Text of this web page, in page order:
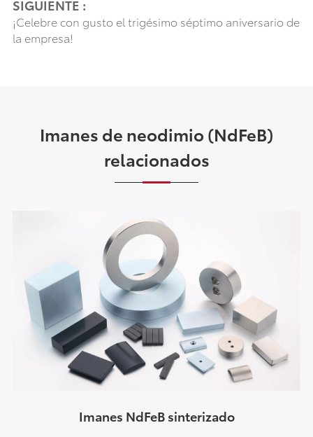
SIGUIENTE :
¡Celebre con gusto el trigésimo séptimo aniversario de
la empresa!
Imanes de neodimio (NdFeB)
relacionados
Imanes NdFeB sinterizado